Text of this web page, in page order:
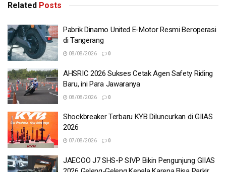
Related Posts
Pabrik Dinamo United E-Motor Resmi Beroperasi
di Tangerang
08/08/2026 0
AHSRIC 2026 Sukses Cetak Agen Safety Riding
Baru, ini Para Jawaranya
08/08/2026 0
Shockbreaker Terbaru KYB Diluncurkan di GIIAS
2026
07/08/2026 0
JAECOO J7 SHS-P SIVP Bikin Pengunjung GIIAS